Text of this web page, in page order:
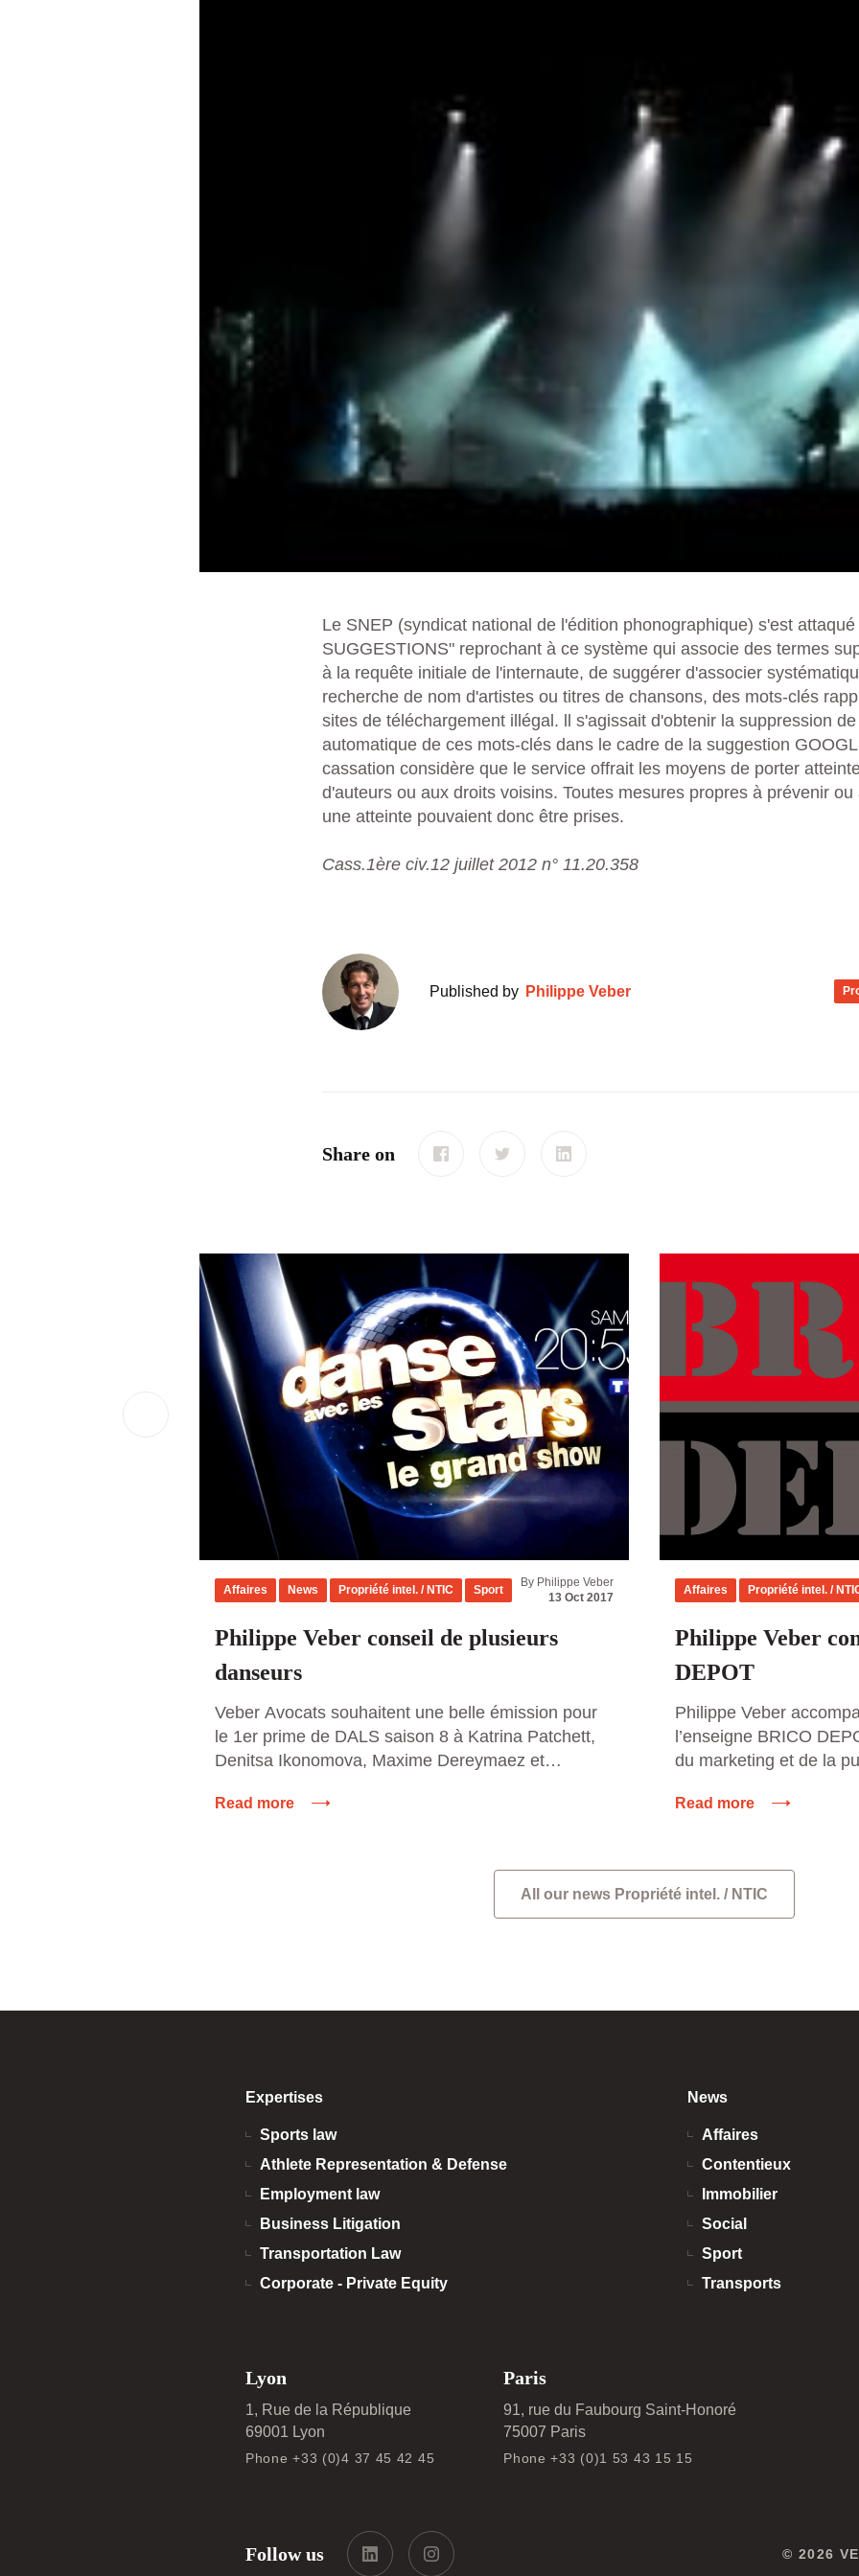
Le SNEP (syndicat national de l'édition phonographique) s'est
SUGGESTIONS" reprochant à ce système qui associe des termes
à la requête initiale de l'internaute, de suggérer d'associer
recherche de nom d'artistes ou titres de chansons, des mots-clés
sites de téléchargement illégal. ll s'agissait d'obtenir la suppression
automatique de ces mots-clés dans le cadre de la suggestion
cassation considère que le service offrait les moyens de porter
d'auteurs ou aux droits voisins. Toutes mesures propres à prévenir
une atteinte pouvaient donc être prises.
Cass.1ère civ.12 juillet 2012 n° 11.20.358
Published by Philippe Veber
Share on
Affaires News Propriété intel. / NTIC Sport
By Philippe Veber
13 Oct 2017
Philippe Veber conseil de plusieurs
danseurs
Veber Avocats souhaitent une belle émission pour
le 1er prime de DALS saison 8 à Katrina Patchett,
Denitsa Ikonomova, Maxime Dereymaez et
Read more
Affaires Propriété intel. /
Philippe Veber
DEPOT
Philippe Veber
l’enseigne BRICO
du marketing et de la
Read more
All our news Propriété intel. / NTIC
Expertises
Sports law
Athlete Representation & Defense
Employment law
Business Litigation
Transportation Law
Corporate - Private Equity
News
Affaires
Contentieux
Immobilier
Social
Sport
Transports
Lyon
1, Rue de la République
69001 Lyon
Phone +33 (0)4 37 45 42 45
Paris
91, rue du Faubourg Saint-Honoré
75007 Paris
Phone +33 (0)1 53 43 15 15
Follow us © 2026